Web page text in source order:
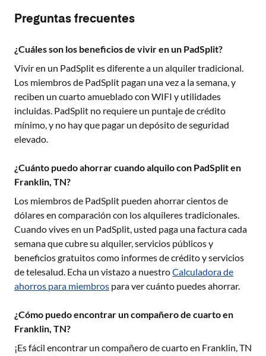
Preguntas frecuentes
¿Cuáles son los beneficios de vivir en un PadSplit?
Vivir en un PadSplit es diferente a un alquiler tradicional.
Los miembros de PadSplit pagan una vez a la semana, y
reciben un cuarto amueblado con WIFI y utilidades
incluidas. PadSplit no requiere un puntaje de crédito
mínimo, y no hay que pagar un depósito de seguridad
elevado.
¿Cuánto puedo ahorrar cuando alquilo con PadSplit en
Franklin, TN?
Los miembros de PadSplit pueden ahorrar cientos de
dólares en comparación con los alquileres tradicionales.
Cuando vives en un PadSplit, usted paga una factura cada
semana que cubre su alquiler, servicios públicos y
beneficios gratuitos como informes de crédito y servicios
de telesalud. Echa un vistazo a nuestroCalculadora de
ahorros para miembros para ver cuánto puedes ahorrar.
¿Cómo puedo encontrar un compañero de cuarto en
Franklin, TN?
¡Es fácil encontrar un compañero de cuarto en Franklin, TN